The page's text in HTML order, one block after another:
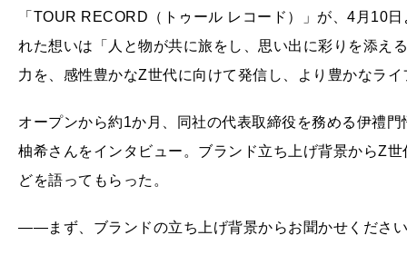
「TOUR RECORD（トゥール レコード）」が、4月10
れた想いは「人と物が共に旅をし、思い出に彩りを添え
力を、感性豊かなZ世代に向けて発信し、より豊かなラ
オープンから約1か月、同社の代表取締役を務める伊禮
柚希さんをインタビュー。ブランド立ち上げ背景からZ
どを語ってもらった。
――まず、ブランドの立ち上げ背景からお聞かせくださ